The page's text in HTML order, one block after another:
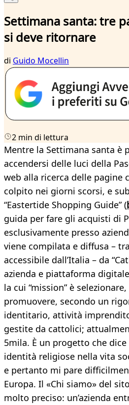
Settimana santa: tre
si deve ritornare
di Guido Mocellin
2 min di lettura
Mentre la Settimana santa è
accendersi delle luci della
web alla ricerca delle pagine
colpito nei giorni scorsi, e
“Eastertide Shopping Guide” (
guida per fare gli acquisti di
esclusivamente presso
viene compilata e diffusa –
accessibile dall’Italia – da
azienda e piattaforma
la cui “mission” è
promuovere, secondo un
identitario, attività
gestite da cattolici;
5mila. È un progetto che
identità religiose nella vita
e pertanto mi pare
Europa. Il «Chi siamo» del
molto preciso: un’azienda